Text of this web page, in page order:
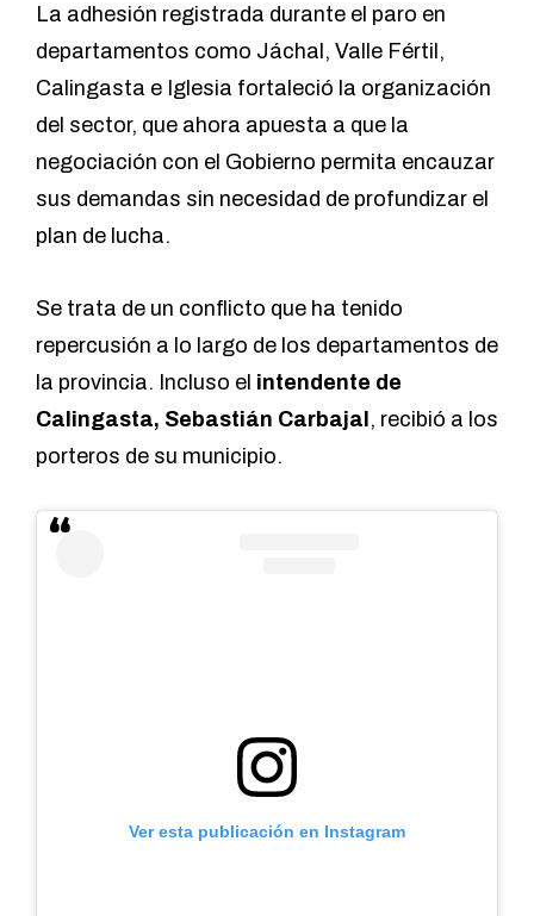
La adhesión registrada durante el paro en
departamentos como Jáchal, Valle Fértil,
Calingasta e Iglesia fortaleció la organización
del sector, que ahora apuesta a que la
negociación con el Gobierno permita encauzar
sus demandas sin necesidad de profundizar el
plan de lucha.
Se trata de un conflicto que ha tenido
repercusión a lo largo de los departamentos de
la provincia. Incluso el intendente de
Calingasta, Sebastián Carbajal, recibió a los
porteros de su municipio.
Ver esta publicación en Instagram